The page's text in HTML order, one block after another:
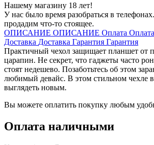
Нашему магазину 18 лет!
У нас было время разобраться в
продадим что-то стоящее.
ОПИСАНИЕ ОПИСАНИЕ Оплата Оплата
Доставка Доставка Гарантия Гарантия
Практичный чехол защищает планшет от
царапин. Не секрет, что гаджеты часто
стоят недешево. Позаботьтесь об этом
любимый девайс. В этом стильном чехле
выглядеть новым.
Вы можете оплатить покупку любым
Оплата наличными